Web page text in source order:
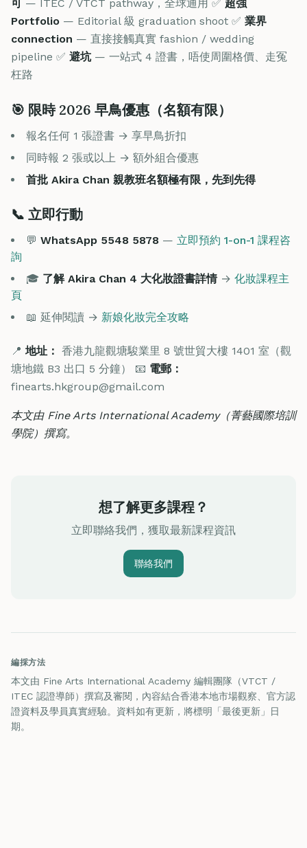
可 — ITEC / VTCT pathway，全球通用 ✅ 超強
Portfolio — Editorial 級 graduation shoot ✅ 業界
connection — 直接接觸真實 fashion / wedding
pipeline ✅ 避坑— 一站式 4 證書，唔使周圍格價、走冤
枉路
🎯 限時 2026 早鳥優惠（名額有限）
報名任何 1 張證書 → 享早鳥折扣
同時報 2 張或以上 → 額外組合優惠
首批 Akira Chan 親教班名額極有限，先到先得
📞 立即行動
💬 WhatsApp 5548 5878 — 立即預約 1-on-1 課程咨
詢
🎓 了解 Akira Chan 4 大化妝證書詳情→ 化妝課程主
頁
📖 延伸閱讀 → 新娘化妝完全攻略
📍 地址： 香港九龍觀塘駿業里 8 號世貿大樓 1401 室（觀
塘地鐵 B3 出口 5 分鐘） 📧 電郵：
finearts.hkgroup@gmail.com
本文由 Fine Arts International Academy（菁藝國際培訓
學院）撰寫。
想了解更多課程？
立即聯絡我們，獲取最新課程資訊
聯絡我們
編採方法
本文由 Fine Arts International Academy 編輯團隊（VTCT /
ITEC 認證導師）撰寫及審閱，內容結合香港本地市場觀察、官方認
證資料及學員真實經驗。資料如有更新，將標明「最後更新」日
期。